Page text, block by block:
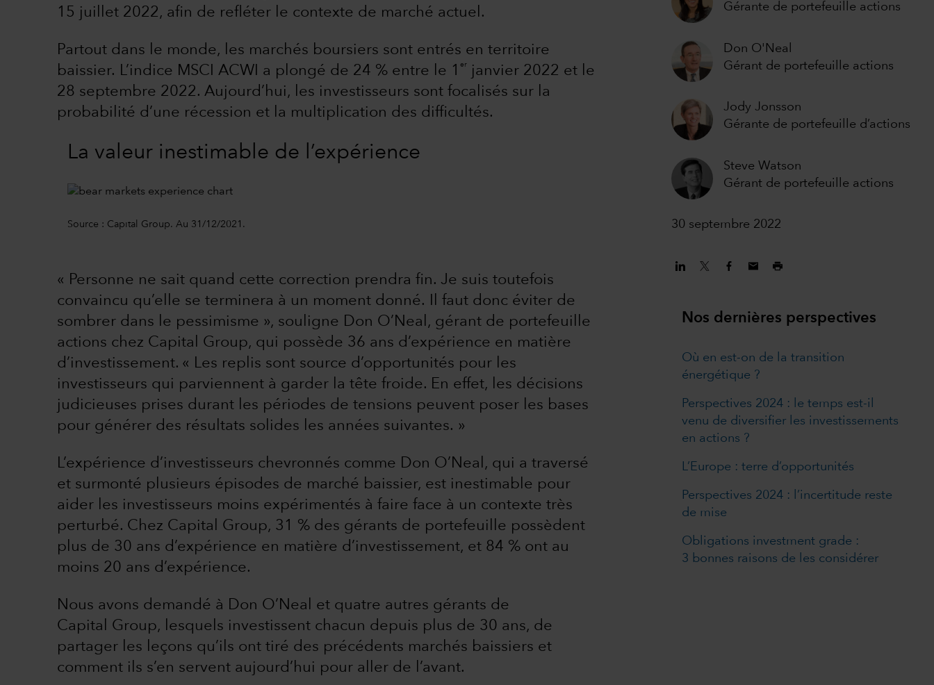
Gérante de portefeuille actions
Don O'Neal
Gérant de portefeuille actions
Jody Jonsson
Gérante de portefeuille d’actions
Steve Watson
Gérant de portefeuille actions
30 septembre 2022
15 juillet 2022, afin de refléter le contexte de marché actuel.
Partout dans le monde, les marchés boursiers sont entrés en territoire
baissier. L’indice MSCI ACWI a plongé de 24 % entre le 1
er
janvier 2022 et le
28 septembre 2022. Aujourd’hui, les investisseurs sont focalisés sur la
probabilité d’une récession et la multiplication des difficultés.
La valeur inestimable de l’expérience
Source : Capital Group. Au 31/12/2021.
« Personne ne sait quand cette correction prendra fin. Je suis toutefois
convaincu qu’elle se terminera à un moment donné. Il faut donc éviter de
sombrer dans le pessimisme », souligne Don O’Neal, gérant de portefeuille
actions chez Capital Group, qui possède 36 ans d’expérience en matière
d’investissement. « Les replis sont source d’opportunités pour les
investisseurs qui parviennent à garder la tête froide. En effet, les décisions
judicieuses prises durant les périodes de tensions peuvent poser les bases
pour générer des résultats solides les années suivantes. »
L’expérience d’investisseurs chevronnés comme Don O’Neal, qui a traversé
et surmonté plusieurs épisodes de marché baissier, est inestimable pour
aider les investisseurs moins expérimentés à faire face à un contexte très
perturbé. Chez Capital Group, 31 % des gérants de portefeuille possèdent
plus de 30 ans d’expérience en matière d’investissement, et 84 % ont au
moins 20 ans d’expérience.
Nous avons demandé à Don O’Neal et quatre autres gérants de
Capital Group, lesquels investissent chacun depuis plus de 30 ans, de
partager les leçons qu’ils ont tiré des précédents marchés baissiers et
comment ils s’en servent aujourd’hui pour aller de l’avant.
Nos dernières perspectives
Où en est-on de la transition
énergétique ?
Perspectives 2024 : le temps est-il
venu de diversifier les investissements
en actions ?
L’Europe : terre d’opportunités
Perspectives 2024 : l’incertitude reste
de mise
Obligations investment grade :
3 bonnes raisons de les considérer